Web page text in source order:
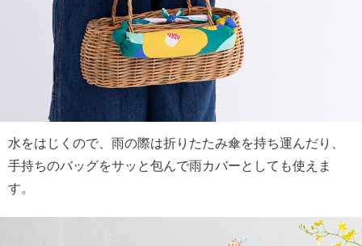
水をはじくので、雨の際は折りたたみ傘を持ち運んだり、
手持ちのバッグをサッと包んで雨カバーとしても使えま
す。